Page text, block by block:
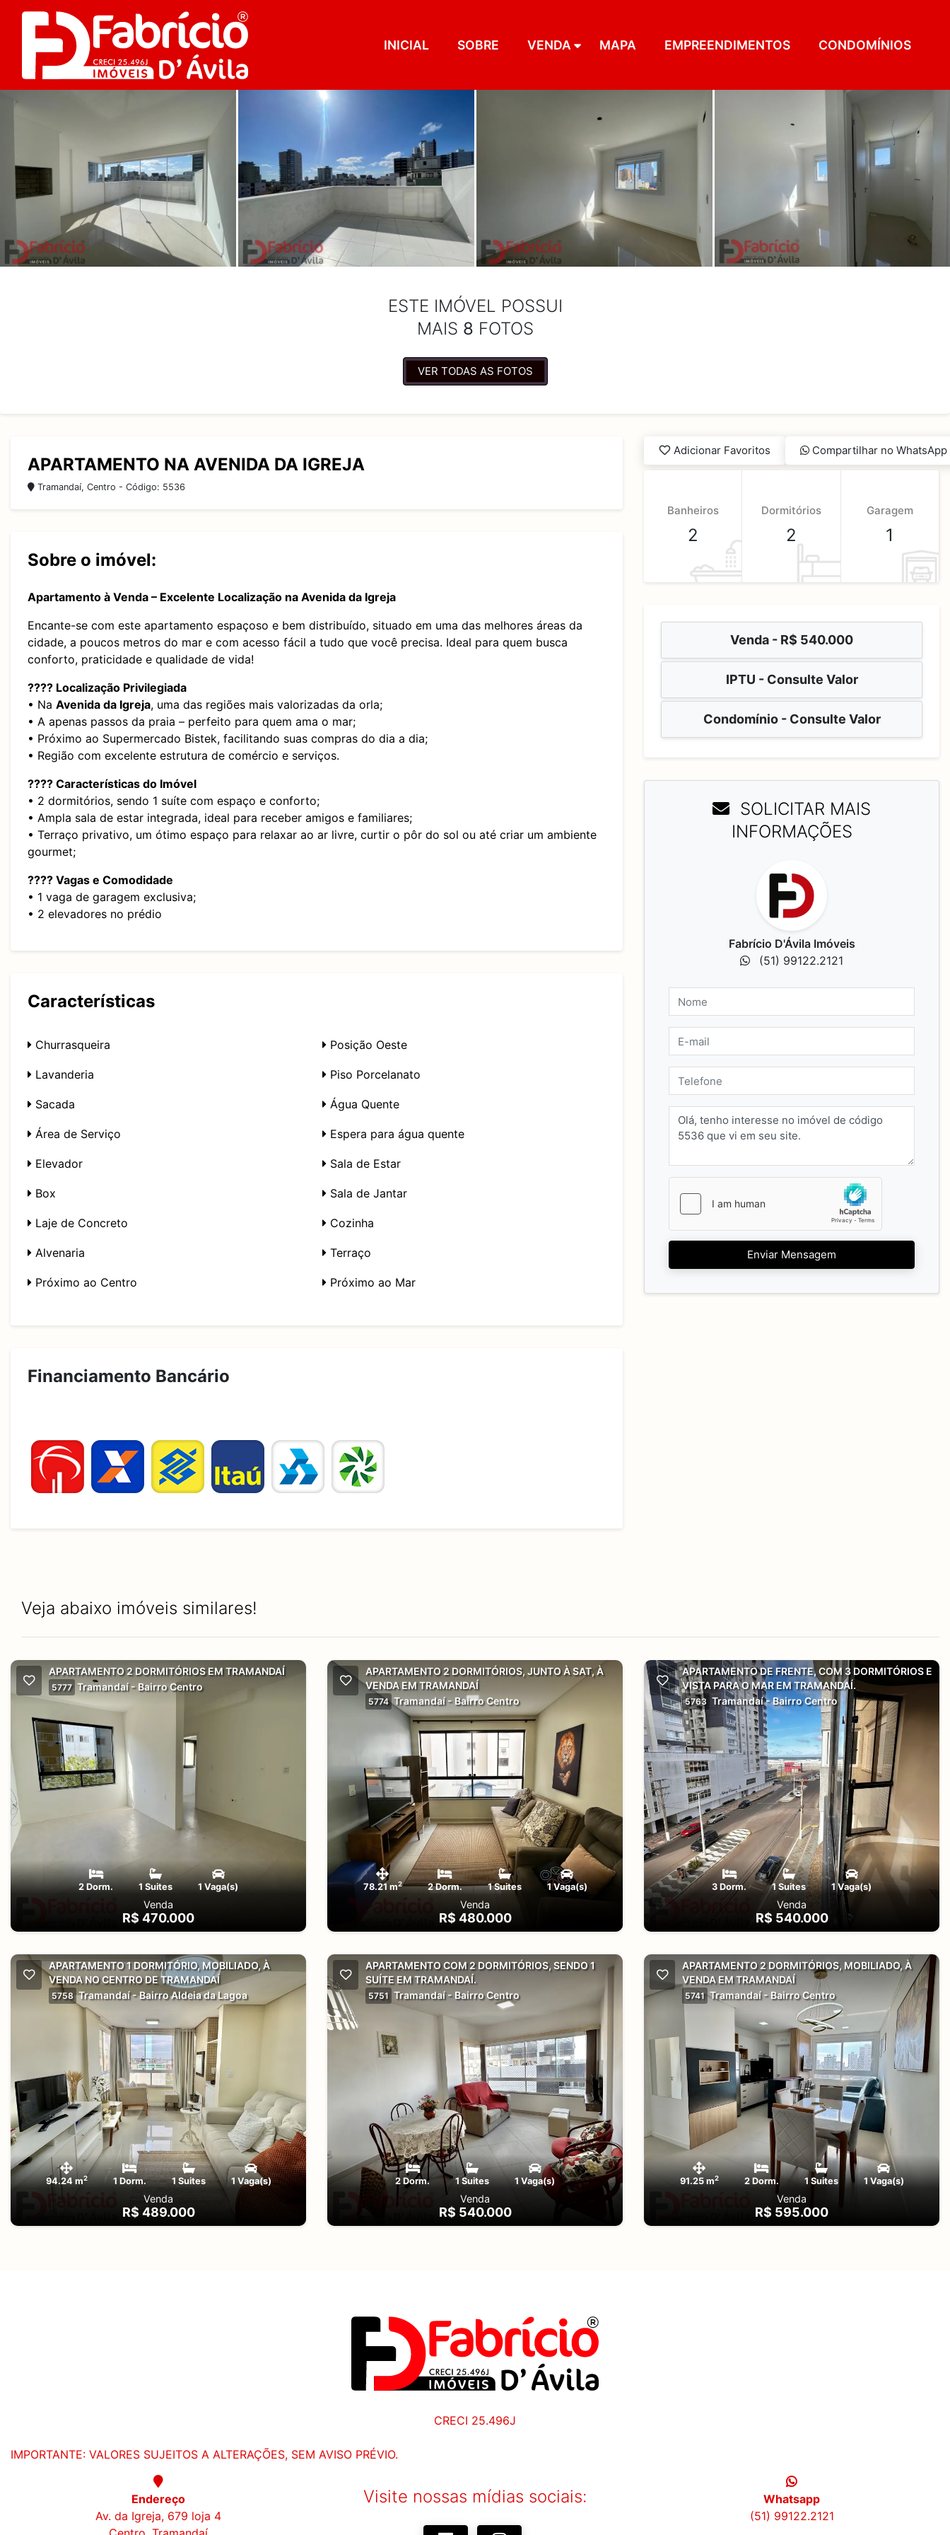
INICIAL SOBRE VENDA MAPA EMPREENDIMENTOS CONDOMÍNIOS
ESTE IMÓVEL POSSUI
MAIS 8 FOTOS
VER TODAS AS FOTOS
APARTAMENTO NA AVENIDA DA IGREJA
Tramandaí, Centro - Código: 5536
Sobre o imóvel:
Apartamento à Venda – Excelente Localização na Avenida da Igreja
Encante-se com este apartamento espaçoso e bem distribuído, situado em uma das melhores áreas da
cidade, a poucos metros do mar e com acesso fácil a tudo que você precisa. Ideal para quem busca
conforto, praticidade e qualidade de vida!
???? Localização Privilegiada
• Na Avenida da Igreja, uma das regiões mais valorizadas da orla;
• A apenas passos da praia – perfeito para quem ama o mar;
• Próximo ao Supermercado Bistek, facilitando suas compras do dia a dia;
• Região com excelente estrutura de comércio e serviços.
???? Características do Imóvel
• 2 dormitórios, sendo 1 suíte com espaço e conforto;
• Ampla sala de estar integrada, ideal para receber amigos e familiares;
• Terraço privativo, um ótimo espaço para relaxar ao ar livre, curtir o pôr do sol ou até criar um ambiente
gourmet;
???? Vagas e Comodidade
• 1 vaga de garagem exclusiva;
• 2 elevadores no prédio
Características
Churrasqueira
Lavanderia
Sacada
Área de Serviço
Elevador
Box
Laje de Concreto
Alvenaria
Próximo ao Centro
Posição Oeste
Piso Porcelanato
Água Quente
Espera para água quente
Sala de Estar
Sala de Jantar
Cozinha
Terraço
Próximo ao Mar
Financiamento Bancário
Adicionar Favoritos Compartilhar no WhatsApp
Banheiros
2
Dormitórios
2
Garagem
1
Venda - R$ 540.000
IPTU - Consulte Valor
Condomínio - Consulte Valor
SOLICITAR MAIS
INFORMAÇÕES
Fabrício D'Ávila Imóveis
(51) 99122.2121
Enviar Mensagem
Veja abaixo imóveis similares!
APARTAMENTO 2 DORMITÓRIOS EM TRAMANDAÍ
5777 Tramandaí - Bairro Centro
2 Dorm. 1 Suites 1 Vaga(s)
Venda
R$ 470.000
APARTAMENTO 2 DORMITÓRIOS, JUNTO À SAT, À
VENDA EM TRAMANDAÍ
5774 Tramandaí - Bairro Centro
78.21 m2 2 Dorm. 1 Suites 1 Vaga(s)
Venda
R$ 480.000
APARTAMENTO DE FRENTE, COM 3 DORMITÓRIOS E
VISTA PARA O MAR EM TRAMANDAÍ.
5763 Tramandaí - Bairro Centro
3 Dorm. 1 Suites 1 Vaga(s)
Venda
R$ 540.000
APARTAMENTO 1 DORMITÓRIO, MOBILIADO, À
VENDA NO CENTRO DE TRAMANDAÍ
5758 Tramandaí - Bairro Aldeia da Lagoa
94.24 m2 1 Dorm. 1 Suites 1 Vaga(s)
Venda
R$ 489.000
APARTAMENTO COM 2 DORMITÓRIOS, SENDO 1
SUÍTE EM TRAMANDAÍ.
5751 Tramandaí - Bairro Centro
2 Dorm. 1 Suites 1 Vaga(s)
Venda
R$ 540.000
APARTAMENTO 2 DORMITÓRIOS, MOBILIADO, À
VENDA EM TRAMANDAÍ
5741 Tramandaí - Bairro Centro
91.25 m2 2 Dorm. 1 Suites 1 Vaga(s)
Venda
R$ 595.000
CRECI 25.496J
IMPORTANTE: VALORES SUJEITOS A ALTERAÇÕES, SEM AVISO PRÉVIO.
Endereço
Av. da Igreja, 679 loja 4
Visite nossas mídias sociais:
Whatsapp
(51) 99122.2121